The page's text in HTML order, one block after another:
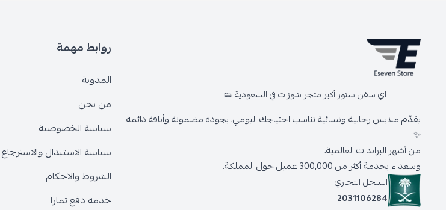
اي سفن ستور أكبر متجر شوزات في السعودية 👟
يقدّم ملابس رجالية ونسائية تناسب احتياجك اليومي، بجودة مضمونة وأناقة دائمة
✨
من أشهر البراندات العالمية،
وسعداء بخدمة أكثر من 300,000 عميل حول المملكة.
السجل التجاري
2031106284
روابط مهمة
المدونة
من نحن
سياسة الخصوصية
سياسة الاستبدال والاسترجاع
الشروط والاحكام
خدمة دفع تمارا